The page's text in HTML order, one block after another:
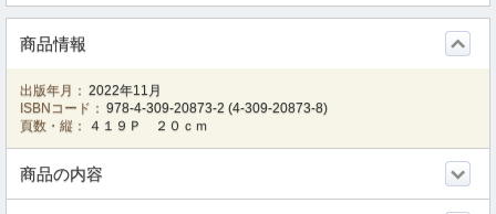
商品情報
出版年月： 2022年11月
ISBNコード： 978-4-309-20873-2 (4-309-20873-8)
頁数・縦：
４１９Ｐ ２０ｃｍ
商品の内容